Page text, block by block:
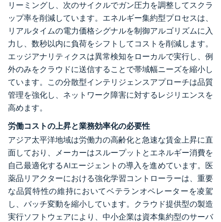
リーミングし、次のサイクルでガン圧力を調整してスクラ
ップ率を削減しています。エネルギー集約型プロセスは、
リアルタイムの電力価格シグナルを制御アルゴリズムに入
力し、数秒以内に負荷をシフトしてコストを削減します。
エッジアナリティクスは異常検知をローカルで実行し、例
外のみをクラウドに送信することで帯域幅ニーズを縮小し
ています。この分散型インテリジェンスアプローチは品質
管理を強化し、ネットワーク障害に対するレジリエンスを
高めます。
労働コストの上昇と業務効率化の必要性
アジア太平洋地域は労働力の高齢化と急速な賃金上昇に直
面しており、メーカーはスループットとエネルギー消費を
自己最適化するAIエージェントの導入を進めています。医
薬品リアクターにおける強化学習コントローラーは、重要
な品質特性の維持においてベテランオペレーターを凌駕
し、バッチ変動を縮小しています。クラウド提供型の製造
実行ソフトウェアにより、中小企業は資本集約型のサーバ